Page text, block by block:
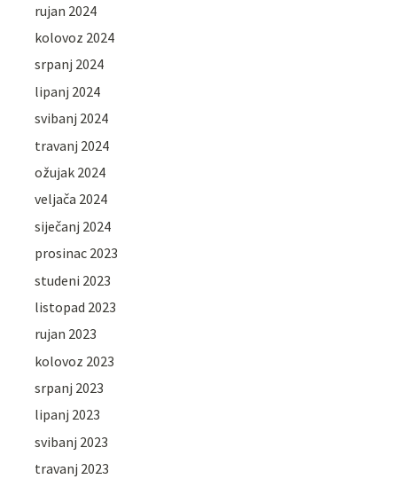
rujan 2024
kolovoz 2024
srpanj 2024
lipanj 2024
svibanj 2024
travanj 2024
ožujak 2024
veljača 2024
siječanj 2024
prosinac 2023
studeni 2023
listopad 2023
rujan 2023
kolovoz 2023
srpanj 2023
lipanj 2023
svibanj 2023
travanj 2023